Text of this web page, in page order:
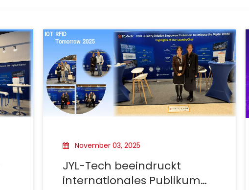
November 03, 2025
JYL-Tech beeindruckt
internationales Publikum